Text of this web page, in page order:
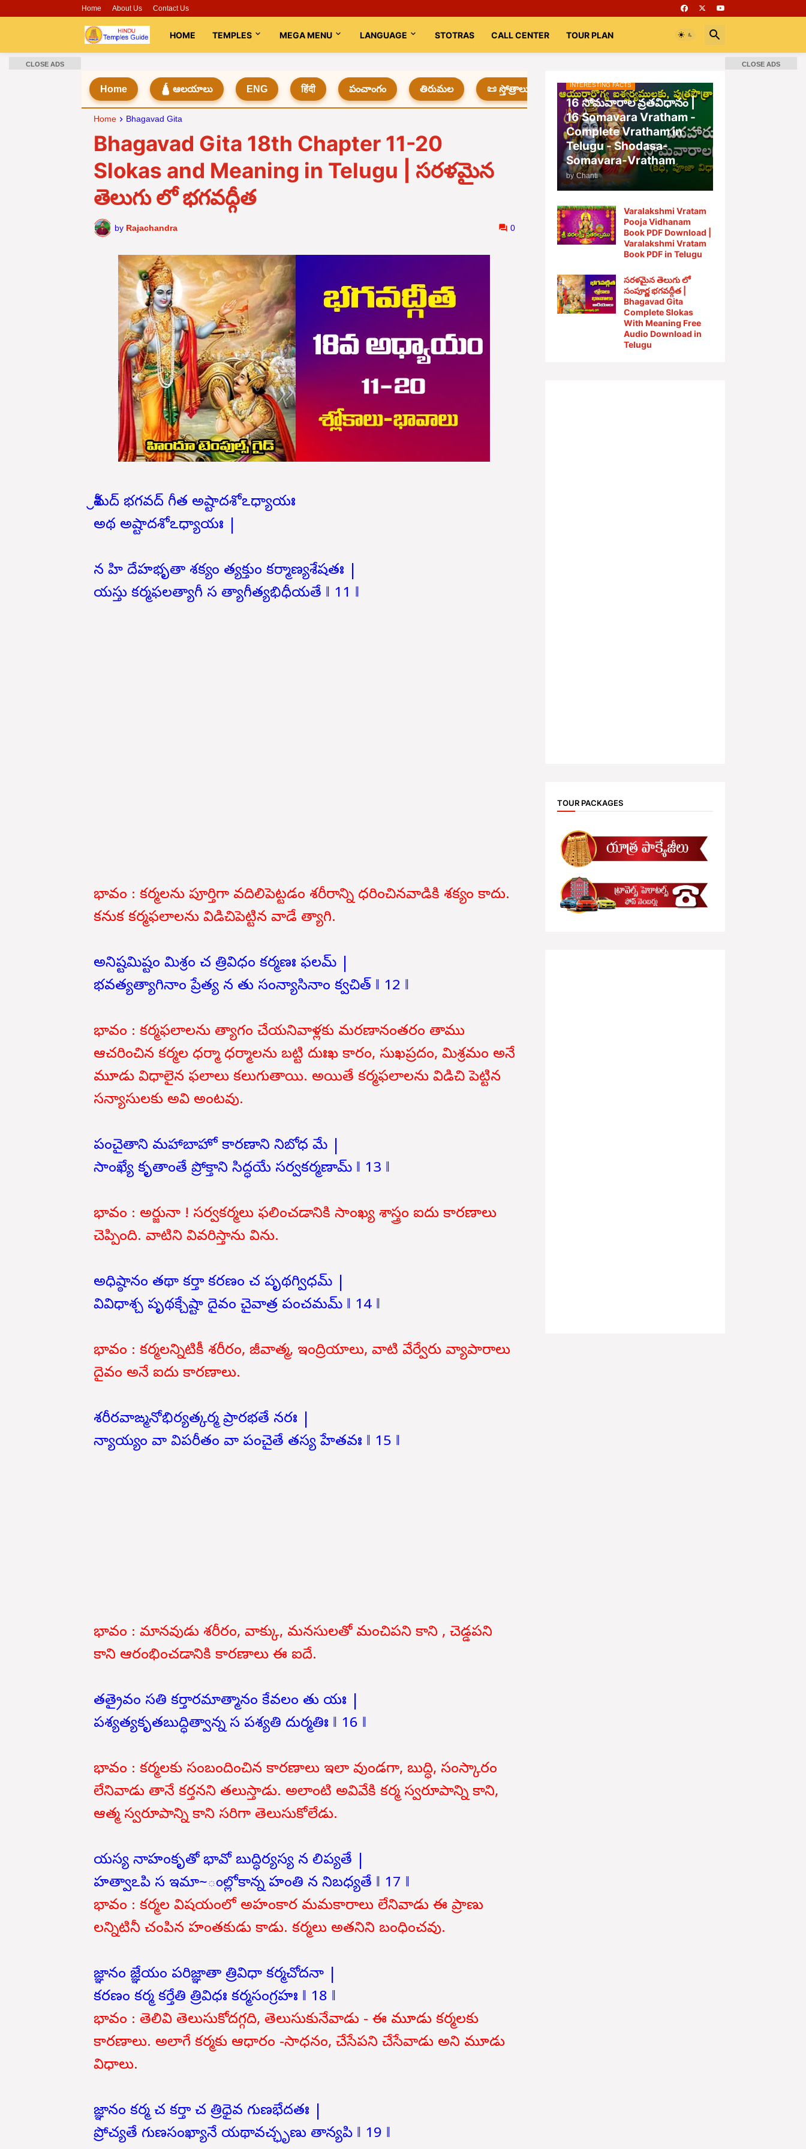
Home About Us Contact Us
HOME TEMPLES MEGA MENU LANGUAGE STOTRAS CALL CENTER TOUR PLAN
Home 🛕 ఆలయాలు ENG हिंदी పంచాంగం తిరుమల 📜 స్తోత్రాలు 📚 Books Rooms భగవద్గీత
Home Bhagavad Gita
Bhagavad Gita 18th Chapter 11-20
Slokas and Meaning in Telugu | సరళమైన
తెలుగు లో భగవద్గీత
by Rajachandra 0
శ్రీమద్ భగవద్ గీత అష్టాదశోఽధ్యాయః
అథ అష్టాదశోఽధ్యాయః |
న హి దేహభృతా శక్యం త్యక్తుం కర్మాణ్యశేషతః |
యస్తు కర్మఫలత్యాగీ స త్యాగీత్యభిధీయతే ‖ 11 ‖
భావం : కర్మలను పూర్తిగా వదిలిపెట్టడం శరీరాన్ని ధరించినవాడికి శక్యం కాదు.
కనుక కర్మఫలాలను విడిచిపెట్టిన వాడే త్యాగి.
అనిష్టమిష్టం మిశ్రం చ త్రివిధం కర్మణః ఫలమ్ |
భవత్యత్యాగినాం ప్రేత్య న తు సంన్యాసినాం క్వచిత్ ‖ 12 ‖
భావం : కర్మఫలాలను త్యాగం చేయనివాళ్లకు మరణానంతరం తాము
ఆచరించిన కర్మల ధర్మా ధర్మాలను బట్టి దుఃఖ కారం, సుఖప్రదం, మిశ్రమం అనే
మూడు విధాలైన ఫలాలు కలుగుతాయి. అయితే కర్మఫలాలను విడిచి పెట్టిన
సన్యాసులకు అవి అంటవు.
పంచైతాని మహాబాహో కారణాని నిబోధ మే |
సాంఖ్యే కృతాంతే ప్రోక్తాని సిద్ధయే సర్వకర్మణామ్ ‖ 13 ‖
భావం : అర్జునా ! సర్వకర్మలు ఫలించడానికి సాంఖ్య శాస్త్రం ఐదు కారణాలు
చెప్పింది. వాటిని వివరిస్తాను విను.
అధిష్ఠానం తథా కర్తా కరణం చ పృథగ్విధమ్ |
వివిధాశ్చ పృథక్చేష్టా దైవం చైవాత్ర పంచమమ్ ‖ 14 ‖
భావం : కర్మలన్నిటికీ శరీరం, జీవాత్మ, ఇంద్రియాలు, వాటి వేర్వేరు వ్యాపారాలు
దైవం అనే ఐదు కారణాలు.
శరీరవాఙ్మనోభిర్యత్కర్మ ప్రారభతే నరః |
న్యాయ్యం వా విపరీతం వా పంచైతే తస్య హేతవః ‖ 15 ‖
భావం : మానవుడు శరీరం, వాక్కు, మనసులతో మంచిపని కాని , చెడ్డపని
కాని ఆరంభించడానికి కారణాలు ఈ ఐదే.
తత్రైవం సతి కర్తారమాత్మానం కేవలం తు యః |
పశ్యత్యకృతబుద్ధిత్వాన్న స పశ్యతి దుర్మతిః ‖ 16 ‖
భావం : కర్మలకు సంబందించిన కారణాలు ఇలా వుండగా, బుద్ధి, సంస్కారం
లేనివాడు తానే కర్తనని తలుస్తాడు. అలాంటి అవివేకి కర్మ స్వరూపాన్ని కాని,
ఆత్మ స్వరూపాన్ని కాని సరిగా తెలుసుకోలేడు.
యస్య నాహంకృతో భావో బుద్ధిర్యస్య న లిప్యతే |
హత్వాఽపి స ఇమా~ంల్లోకాన్న హంతి న నిబధ్యతే ‖ 17 ‖
భావం : కర్మల విషయంలో అహంకార మమకారాలు లేనివాడు ఈ ప్రాణు
లన్నిటినీ చంపిన హంతకుడు కాడు. కర్మలు అతనిని బంధించవు.
జ్ఞానం జ్ఞేయం పరిజ్ఞాతా త్రివిధా కర్మచోదనా |
కరణం కర్మ కర్తేతి త్రివిధః కర్మసంగ్రహః ‖ 18 ‖
భావం : తెలివి తెలుసుకోదగ్గది, తెలుసుకునేవాడు - ఈ మూడు కర్మలకు
కారణాలు. అలాగే కర్మకు ఆధారం -సాధనం, చేసేపని చేసేవాడు అని మూడు
విధాలు.
జ్ఞానం కర్మ చ కర్తా చ త్రిధైవ గుణభేదతః |
ప్రోచ్యతే గుణసంఖ్యానే యథావచ్ఛృణు తాన్యపి ‖ 19 ‖
INTERESTING FACTS
16 సోమవారాల వ్రతవిధానం |
16 Somavara Vratham -
Complete Vratham in
Telugu - Shodasa-
Somavara-Vratham
by Chanti
Varalakshmi Vratam
Pooja Vidhanam
Book PDF Download |
Varalakshmi Vratam
Book PDF in Telugu
సరళమైన తెలుగు లో
సంపూర్ణ భగవద్గీత |
Bhagavad Gita
Complete Slokas
With Meaning Free
Audio Download in
Telugu
TOUR PACKAGES
CLOSE ADS CLOSE ADS